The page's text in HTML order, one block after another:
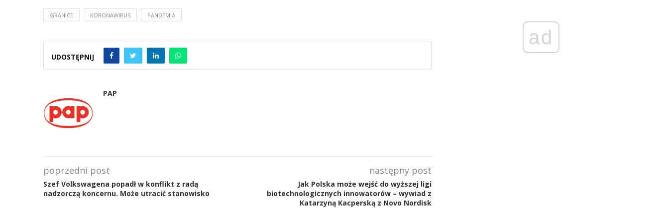
GRANICE KORONAWIRUS PANDEMIA
UDOSTĘPNIJ
PAP
poprzedni post
Szef Volkswagena popadł w konflikt z radą
nadzorczą koncernu. Może utracić stanowisko
następny post
Jak Polska może wejść do wyższej ligi
biotechnologicznych innowatorów – wywiad z
Katarzyną Kacperską z Novo Nordisk
ad